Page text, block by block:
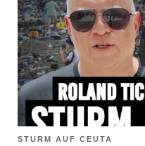
STURM AUF CEUTA